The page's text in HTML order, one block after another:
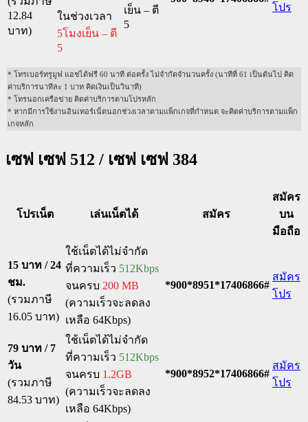
12.84
บาท)
ในช่วงเวลา
5โมงเย็น – ตี
5
เย็น – ตี
5
โปร
* โทรเบอร์ทรูมูฟ แอชได้ฟรี 60 นาที ต่อครั้ง ไม่จำกัดจำนวนครั้ง (นาทีที่ 61 เป็นต้นไป คิด
ค่าบริการนาทีละ 1 บาท คิดเงินเป็นวินาที)
* โทรนอกเครือข่าย คิดค่าบริการตามโปรหลัก
* หากมีการใช้งานอินเทอร์เน็ตนอกช่วงเวลาตามแพ็กเกจที่กำหนด จะคิดค่าบริการตามแพ็ก
เกจหลัก
เซฟ เซฟ 512 / เซฟ เซฟ 384
โปรเน็ต เล่นเน็ตได้ สมัคร
สมัคร
บน
มือถือ
15 บาท / 24
ชม.
(รวมภาษี
16.05 บาท)
ใช้เน็ตได้ไม่จำกัด
ที่ความเร็ว 512Kbps
จนครบ 200 MB
(ความเร็วจะลดลง
เหลือ 64Kbps)
*900*8951*17406866#
สมัคร
โปร
79 บาท / 7
วัน
(รวมภาษี
84.53 บาท)
ใช้เน็ตได้ไม่จำกัด
ที่ความเร็ว 512Kbps
จนครบ 1.2GB
(ความเร็วจะลดลง
เหลือ 64Kbps)
*900*8952*17406866#
สมัคร
โปร